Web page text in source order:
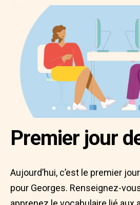
Premier jour
Aujourd’hui, c’est le premier
pour Georges. Renseignez-